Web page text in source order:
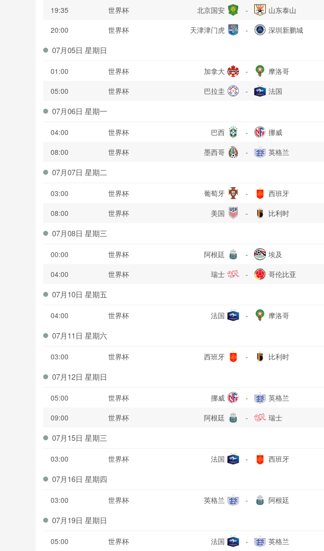
19:35
世界杯 北京国安 - 山东泰山
20:00
世界杯 天津津门虎 - 深圳新鹏城
07月05日 星期日
01:00 世界杯 加拿大 - 摩洛哥
05:00
世界杯 巴拉圭 - 法国
07月06日 星期一
04:00 世界杯 巴西 - 挪威
08:00
世界杯 墨西哥 - 英格兰
07月07日 星期二
03:00 世界杯 葡萄牙 - 西班牙
08:00
世界杯 美国 - 比利时
07月08日 星期三
00:00 世界杯 阿根廷 - 埃及
04:00
世界杯 瑞士 - 哥伦比亚
07月10日 星期五
04:00 世界杯 法国 - 摩洛哥
07月11日 星期六
03:00 世界杯 西班牙 - 比利时
07月12日 星期日
05:00 世界杯 挪威 - 英格兰
09:00
世界杯 阿根廷 - 瑞士
07月15日 星期三
03:00 世界杯 法国 - 西班牙
07月16日 星期四
03:00 世界杯 英格兰 - 阿根廷
07月19日 星期日
05:00 世界杯 法国 - 英格兰